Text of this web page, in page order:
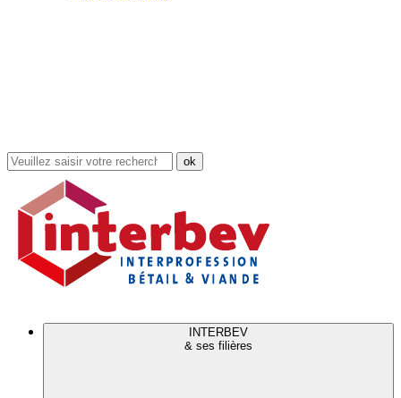
Rechercher
dans
site
INTERBEV
& ses filières